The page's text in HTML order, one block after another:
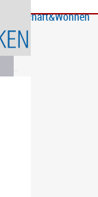
Wirtschaft&Wohnen